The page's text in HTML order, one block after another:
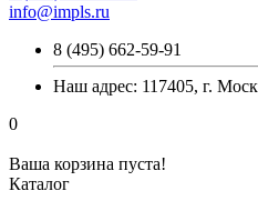
info@impls.ru
8 (495) 662-59-91
Наш адрес: 117405, г.
0
Ваша корзина пуста!
Каталог